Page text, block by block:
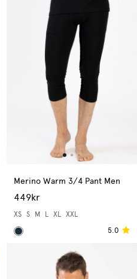
Merino Warm 3/4 Pant Men
449kr
XS S M L XL
XXL
5.0